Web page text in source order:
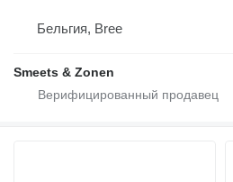
Бельгия, Bree
Smeets & Zonen